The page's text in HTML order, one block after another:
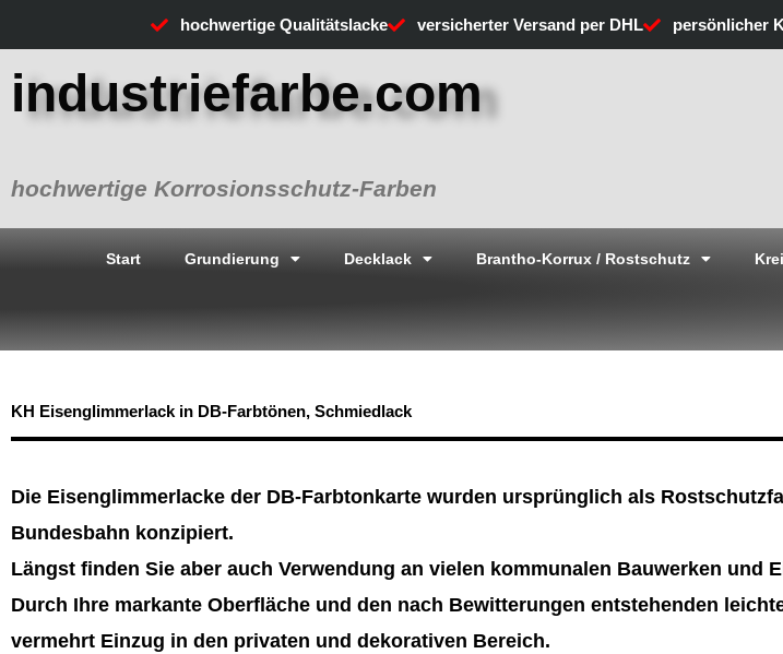
springen
hochwertige Qualitätslacke versicherter Versand per DHL persönlicher
industriefarbe.com
hochwertige Korrosionsschutz-Farben
Start Grundierung Decklack Brantho-Korrux / Rostschutz
KH Eisenglimmerlack in DB-Farbtönen, Schmiedlack
Die Eisenglimmerlacke der DB-Farbtonkarte wurden ursprünglich als
Bundesbahn konzipiert.
Längst finden Sie aber auch Verwendung an vielen kommunalen Bauwerken und
Durch Ihre markante Oberfläche und den nach Bewitterungen entstehenden
vermehrt Einzug in den privaten und dekorativen Bereich.